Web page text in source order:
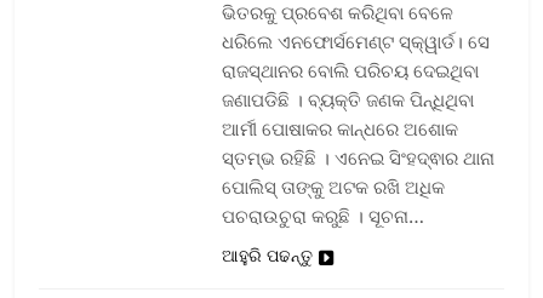
ଭିତରକୁ ପ୍ରବେଶ କରିଥିବା ବେଳେ
ଧରିଲେ ଏନଫୋର୍ସମେଣ୍ଟ ସ୍କ୍ୱାର୍ଡ। ସେ
ରାଜସ୍ଥାନର ବୋଲି ପରିଚୟ ଦେଇଥିବା
ଜଣାପଡିଛି । ବ୍ୟକ୍ତି ଜଣକ ପିନ୍ଧିଥିବା
ଆର୍ମୀ ପୋଷାକର କାନ୍ଧରେ ଅଶୋକ
ସ୍ତମ୍ଭ ରହିଛି । ଏନେଇ ସିଂହଦ୍ଵାର ଥାନା
ପୋଲିସ୍ ତାଙ୍କୁ ଅଟକ ରଖି ଅଧିକ
ପଚରାଉଚୁରା କରୁଛି । ସୂଚନା…
ଆହୁରି ପଢନ୍ତୁ